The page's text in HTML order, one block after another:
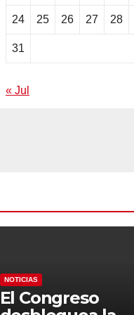
24 25 26 27 28
31
« Jul
NOTICIAS
El Congreso